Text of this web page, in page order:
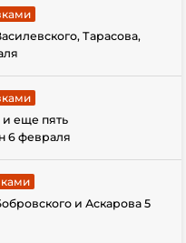
Тарасова,
и еще пять
6 февраля
и Аскарова 5